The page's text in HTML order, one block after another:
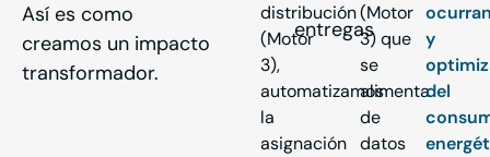
Así es como
creamos un impacto
transformador.
distribución
(Motor
3),
automatizamos
la
asignación
entregas
(Motor
3) que
se
alimenta
de
datos
y
del